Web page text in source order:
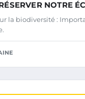
NOTRE
la biodiversité :